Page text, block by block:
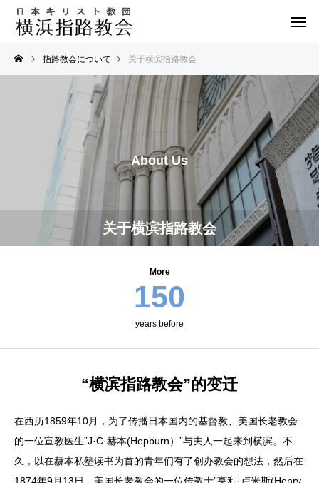
指路教会について 关于横滨指路教会
关于横滨指路教会
About Us
More
150
years before
“横滨指路教会”的变迁
在西历1859年10月，为了传播日本国内的基督教、美国长老教会
的一位宣教医生”J·C·赫本(Hepburn）”与夫人一起来到横滨。不
久，以在赫本私塾读书为首的青年们有了创办教会的想法，然后在